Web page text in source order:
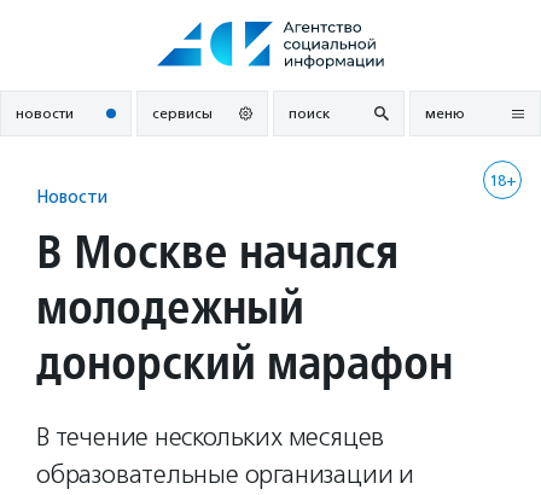
новости сервисы поиск меню
18+
Новости
В Москве начался
молодежный
донорский марафон
В течение нескольких месяцев
образовательные организации и